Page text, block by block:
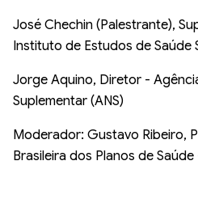
José Chechin (Palestrante),
Instituto de Estudos de Saúde
Jorge Aquino, Diretor -
Suplementar (ANS)
Moderador: Gustavo Ribeiro,
Brasileira dos Planos de